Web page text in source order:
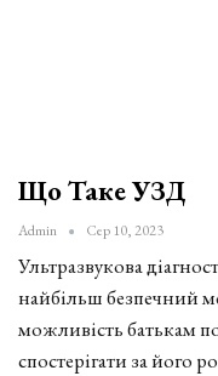
Що Таке УЗД
Admin Сер 10, 2023
Ультразвукова
найбільш безпечний
можливість батькам
спостерігати за його